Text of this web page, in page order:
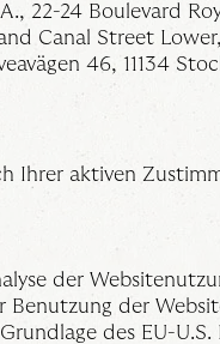
22-24 Boulevard
Canal Street
46, 11134
Ihrer aktiven
der
Benutzung der
des EU-U.S.